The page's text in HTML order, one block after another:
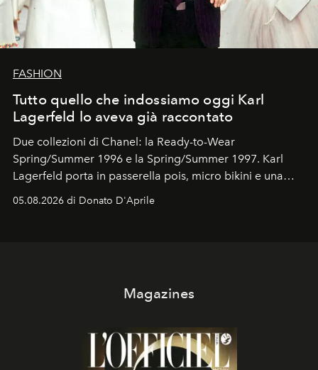
FASHION
Tutto quello che indossiamo oggi Karl
Lagerfeld lo aveva già raccontato
Due collezioni di Chanel: la Ready-to-Wear
Spring/Summer 1996 e la Spring/Summer 1997. Karl
Lagerfeld porta in passerella pois, micro bikini e una
logomania pensata per la spiaggia
Kate, Claudia e Carla una dietro l'altra. Trent'anni dopo,
05.08.2026 di Donato D'Aprile
Magazines